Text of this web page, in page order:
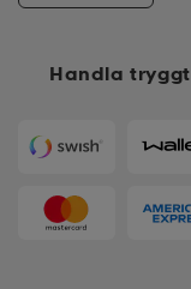
Handla tryggt